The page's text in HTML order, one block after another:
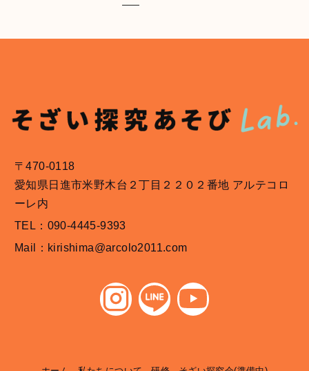
〒470-0118
愛知県日進市米野木台２丁目２２０２番地 アルテコロ
ーレ内
TEL：090-4445-9393
Mail：kirishima@arcolo2011.com